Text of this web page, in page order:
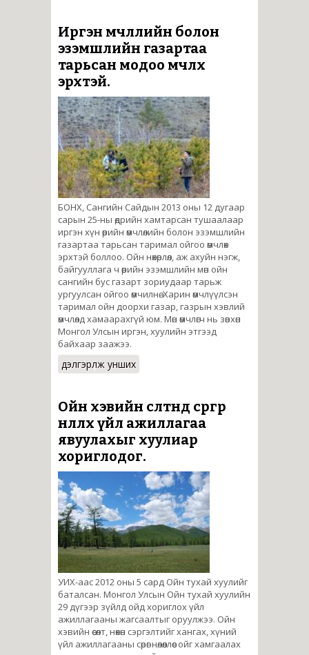
Иргэн өмчлөлийн болон
эзэмшлийн газартаа
тарьсан модоо өмчлөх
эрхтэй.
БОНХ, Сангийн Сайдын 2013 оны 12 дугаар
сарын 25-ны өдрийн хамтарсан тушаалаар
иргэн хүн өөрийн өмчлөлийн болон эзэмшлийн
газартаа тарьсан таримал ойгоо өмчлөх
эрхтэй боллоо. Ойн нөхөрлөл, аж ахуйн нэгж,
байгууллага ч өөрийн эзэмшлийн мөн ойн
сангийн бус газарт зориудаар тарьж
ургуулсан ойгоо өмчилнө. Харин өмчлүүлсэн
таримал ойн доорхи газар, газрын хэвлий
өмчлөлд хамаарахгүй юм. Мөн өмчлөгч нь зөвхөн
Монгол Улсын иргэн, хуулийн этгээд
байхаар заажээ.
дэлгэрүүлж унших
Ойн хэвийн өсөлтөнд сөргөөр
нөлөөлөх үйл ажиллагаа
явуулахыг хуулиар
хориглодог.
УИХ-аас 2012 оны 5 сард Ойн тухай хуулийг
баталсан. Монгол Улсын Ойн тухай хуулийн
29 дүгээр зүйлд ойд хориглох үйл
ажиллагааны жагсаалтыг оруулжээ. Ойн
хэвийн өсөлт, нөхөн сэргэлтийг хангах, хүний
үйл ажиллагааны сөрөг нөлөөллөөс ойг хамгаалах